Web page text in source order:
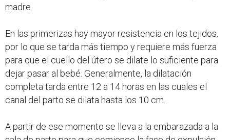
madre.
En las primerizas hay mayor resistencia en los tejidos,
por lo que se tarda más tiempo y requiere más fuerza
para que el cuello del útero se dilate lo suficiente para
dejar pasar al bebé. Generalmente, la dilatación
completa tarda entre 12 a 14 horas en las cuales el
canal del parto se dilata hasta los 10 cm.
A partir de ese momento se lleva a la embarazada a la